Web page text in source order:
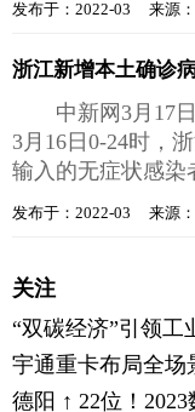
发布于：2022-03 来源：
浙江新增本土确诊
中新网3月17日
3月16日0-24时，
输入的无症状感染
发布于：2022-03 来源：
关注
德阳 ↑ 22位！